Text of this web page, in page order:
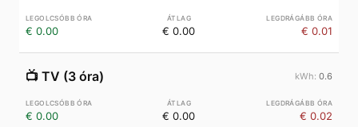
€ 0.00 € 0.00 € 0.01
📺 TV (3 óra) 0.6
€ 0.00 € 0.00 € 0.02